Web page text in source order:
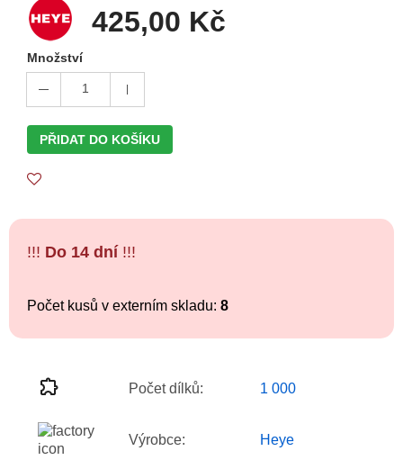
425,00 Kč
Množství
1
PŘIDAT DO KOŠÍKU
!!! Do 14 dní !!!
Počet kusů v externím skladu: 8
Počet dílků: 1 000
Výrobce: Heye